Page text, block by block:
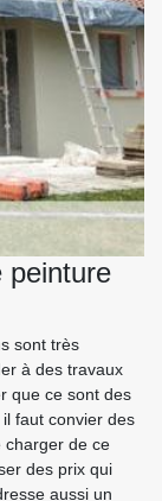
peinture
sont très
à des travaux
que ce sont des
faut convier des
charger de ce
des prix qui
aussi un